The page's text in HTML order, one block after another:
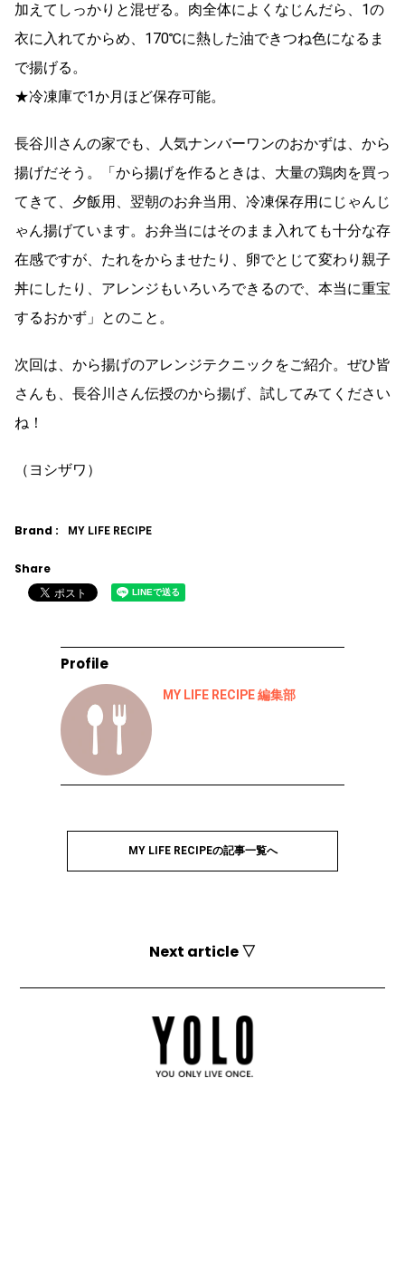
加えてしっかりと混ぜる。肉全体によくなじんだら、1の
衣に入れてからめ、170℃に熱した油できつね色になるま
で揚げる。
★冷凍庫で1か月ほど保存可能。
長谷川さんの家でも、人気ナンバーワンのおかずは、から
揚げだそう。「から揚げを作るときは、大量の鶏肉を買っ
てきて、夕飯用、翌朝のお弁当用、冷凍保存用にじゃんじ
ゃん揚げています。お弁当にはそのまま入れても十分な存
在感ですが、たれをからませたり、卵でとじて変わり親子
丼にしたり、アレンジもいろいろできるので、本当に重宝
するおかず」とのこと。
次回は、から揚げのアレンジテクニックをご紹介。ぜひ皆
さんも、長谷川さん伝授のから揚げ、試してみてください
ね！
（ヨシザワ）
Brand : MY LIFE RECIPE
Share
Profile
MY LIFE RECIPE 編集部
MY LIFE RECIPEの記事一覧へ
Next article ▽